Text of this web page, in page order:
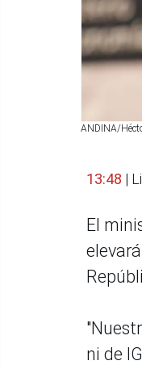
ANDINA/
13:48 |
El
ni de